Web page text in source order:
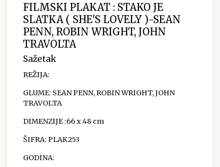
FILMSKI PLAKAT : STAKO JE
SLATKA ( SHE'S LOVELY )-SEAN
PENN, ROBIN WRIGHT, JOHN
TRAVOLTA
Sažetak
REŽIJA:
GLUME: SEAN PENN, ROBIN WRIGHT, JOHN
TRAVOLTA
DIMENZIJE:66 x 48 cm
ŠIFRA: PLAK253
GODINA: